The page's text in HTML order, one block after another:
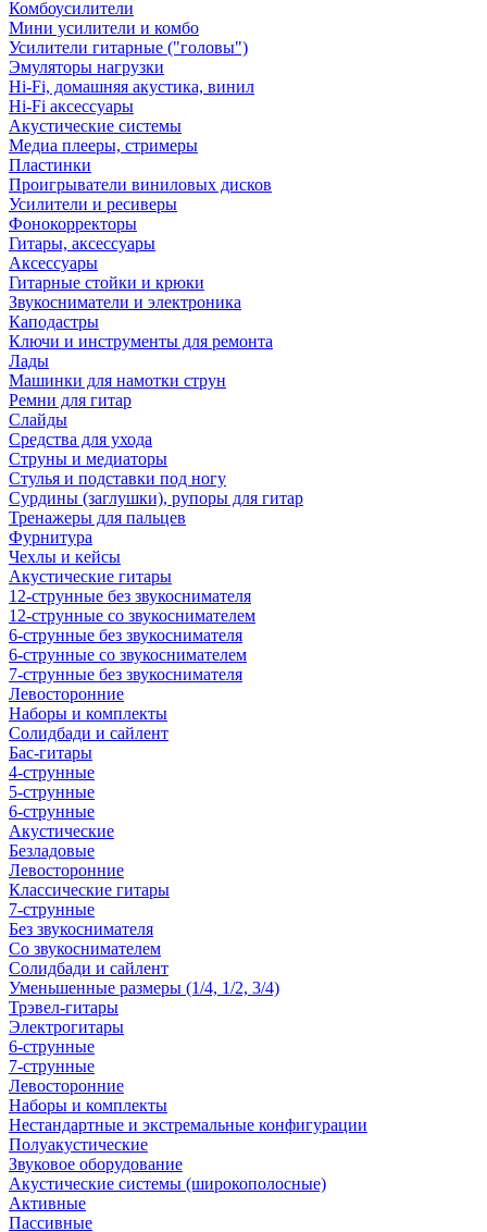
Комбоусилители
Мини усилители и комбо
Усилители гитарные ("головы")
Эмуляторы нагрузки
Hi-Fi, домашняя акустика, винил
Hi-Fi аксессуары
Акустические системы
Медиа плееры, стримеры
Пластинки
Проигрыватели виниловых дисков
Усилители и ресиверы
Фонокорректоры
Гитары, аксессуары
Аксессуары
Гитарные стойки и крюки
Звукосниматели и электроника
Каподастры
Ключи и инструменты для ремонта
Лады
Машинки для намотки струн
Ремни для гитар
Слайды
Средства для ухода
Струны и медиаторы
Стулья и подставки под ногу
Сурдины (заглушки), рупоры для гитар
Тренажеры для пальцев
Фурнитура
Чехлы и кейсы
Акустические гитары
12-струнные без звукоснимателя
12-струнные со звукоснимателем
6-струнные без звукоснимателя
6-струнные со звукоснимателем
7-струнные без звукоснимателя
Левосторонние
Наборы и комплекты
Солидбади и сайлент
Бас-гитары
4-струнные
5-струнные
6-струнные
Акустические
Безладовые
Левосторонние
Классические гитары
7-струнные
Без звукоснимателя
Со звукоснимателем
Солидбади и сайлент
Уменьшенные размеры (1/4, 1/2, 3/4)
Трэвел-гитары
Электрогитары
6-струнные
7-струнные
Левосторонние
Наборы и комплекты
Нестандартные и экстремальные конфигурации
Полуакустические
Звуковое оборудование
Акустические системы (широкополосные)
Активные
Пассивные